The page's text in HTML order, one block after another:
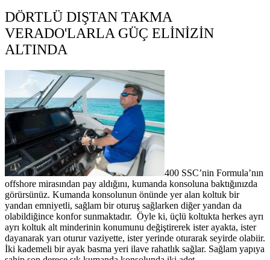
DÖRTLÜ DIŞTAN TAKMA
VERADO'LARLA GÜÇ ELİNİZİN
ALTINDA
400 SSC’nin Formula’nın
offshore mirasından pay aldığını, kumanda konsoluna baktığınızda
görürsünüz. Kumanda konsolunun önünde yer alan koltuk bir
yandan emniyetli, sağlam bir oturuş sağlarken diğer yandan da
olabildiğince konfor sunmaktadır. Öyle ki, üçlü koltukta herkes ayrı
ayrı koltuk alt minderinin konumunu değiştirerek ister ayakta, ister
dayanarak yarı oturur vaziyette, ister yerinde oturarak seyirde olabiir.
İki kademeli bir ayak basma yeri ilave rahatlık sağlar. Sağlam yapıya